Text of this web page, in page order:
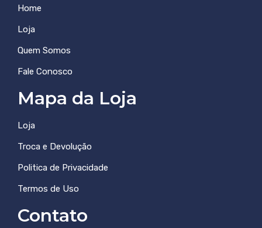
Home
Loja
Quem Somos
Fale Conosco
Mapa da Loja
Loja
Troca e Devolução
Politica de Privacidade
Termos de Uso
Contato